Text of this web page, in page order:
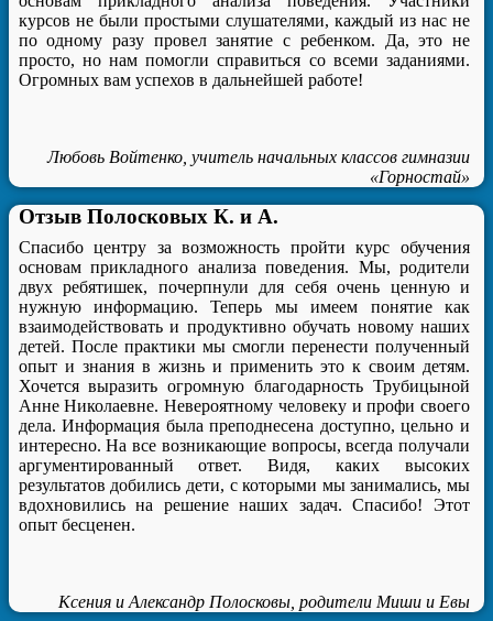
курсов не были простыми слушателями, каждый из нас не
по одному разу провел занятие с ребенком. Да, это не
просто, но нам помогли справиться со всеми заданиями.
Огромных вам успехов в дальнейшей работе!
Любовь Войтенко, учитель начальных классов гимназии
«Горностай»
Отзыв Полосковых К. и А.
Спасибо центру за возможность пройти курс обучения
основам прикладного анализа поведения. Мы, родители
двух ребятишек, почерпнули для себя очень ценную и
нужную информацию. Теперь мы имеем понятие как
взаимодействовать и продуктивно обучать новому наших
детей. После практики мы смогли перенести полученный
опыт и знания в жизнь и применить это к своим детям.
Хочется выразить огромную благодарность Трубицыной
Анне Николаевне. Невероятному человеку и профи своего
дела. Информация была преподнесена доступно, цельно и
интересно. На все возникающие вопросы, всегда получали
аргументированный ответ. Видя, каких высоких
результатов добились дети, с которыми мы занимались, мы
вдохновились на решение наших задач. Спасибо! Этот
опыт бесценен.
Ксения и Александр Полосковы, родители Миши и Евы